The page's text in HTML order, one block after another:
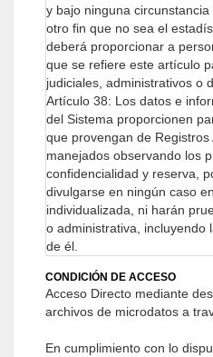
y bajo ninguna
otro fin que no sea el
deberá proporcionar a
que se refiere este artículo
judiciales, administrativos o
Artículo 38: Los datos e
del Sistema proporcionen
que provengan de
manejados observando los
confidencialidad y reserva,
divulgarse en ningún caso
individualizada, ni harán
o administrativa, incluyendo
de él.
CONDICIÓN DE ACCESO
Acceso Directo mediante
archivos de microdatos a
En cumplimiento con lo